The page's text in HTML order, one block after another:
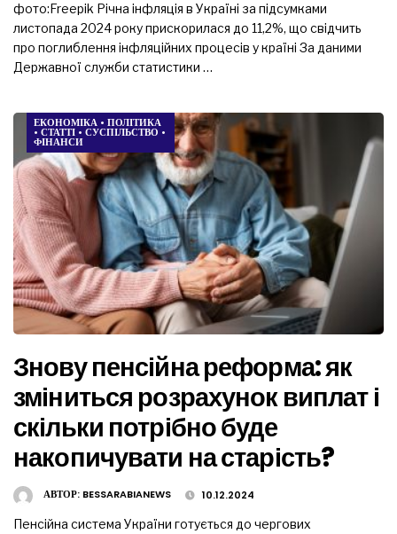
фото:Freepik Річна інфляція в Україні за підсумками
листопада 2024 року прискорилася до 11,2%, що свідчить
про поглиблення інфляційних процесів у країні За даними
Державної служби статистики …
ЕКОНОМІКА • ПОЛІТИКА
• СТАТТІ • СУСПІЛЬСТВО •
ФІНАНСИ
Знову пенсійна реформа: як
зміниться розрахунок виплат і
скільки потрібно буде
накопичувати на старість?
АВТОР: BESSARABIANEWS 10.12.2024
Пенсійна система України готується до чергових